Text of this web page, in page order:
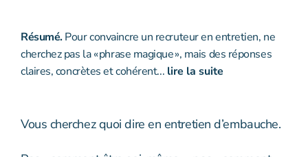
Résumé.Pour convaincre un recruteur en entretien, ne
cherchez pas la « phrase magique », mais des réponses
claires, concrètes et cohérent... lire la suite
Vous cherchez quoi dire en entretien d’embauche.